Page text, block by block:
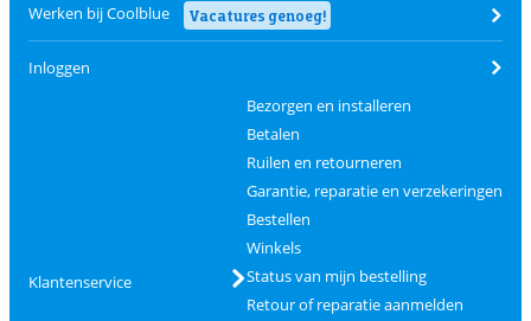
Werken bij Coolblue Vacatures genoeg!
Inloggen
Klantenservice
Bezorgen en installeren
Betalen
Ruilen en retourneren
Garantie, reparatie en verzekeringen
Bestellen
Winkels
Status van mijn bestelling
Retour of reparatie aanmelden